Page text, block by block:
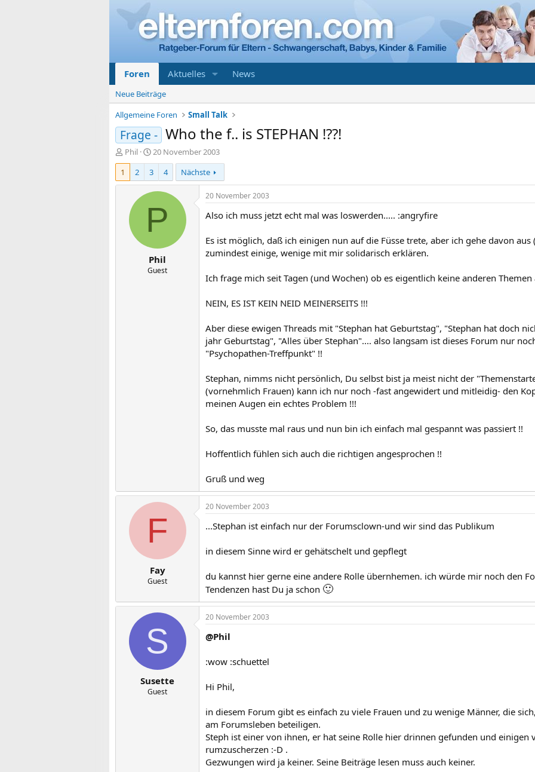
Foren Aktuelles News
Neue Beiträge
Allgemeine Foren
Small Talk
Frage - Who the f.. is STEPHAN !??!
E
r
t
Phil
E
r
s
t
e
t
m
20 November 2003
1
2 3 4 Nächste
P
Phil
Guest
20 November 2003
Also ich muss jetzt echt mal was loswerden..... :angryfire
Es ist möglich, daß ich einigen nun auf die Füsse trete, aber ich gehe davon
zumindest einige, wenige mit mir solidarisch erklären.
Ich frage mich seit Tagen (und Wochen) ob es eigentlich keine anderen Themen
NEIN, ES IST KEIN NEID MEINERSEITS !!!
Aber diese ewigen Threads mit "Stephan hat Geburtstag", "Stephan hat doch
jahr Geburtstag", "Alles über Stephan".... also langsam ist dieses Forum nur
"Psychopathen-Treffpunkt" !!
Stephan, nimms nicht persönlich, Du selbst bist ja meist nicht der
(vornehmlich Frauen) kann ich nur noch -fast angewidert und mitleidig- den
meinen Augen ein echtes Problem !!!
So, das musste mal raus und nun bin ich einfach mal gespannt was passiert !!
Hoffentlich fühlen sich auch die richtigen angesprochen !!
Gruß und weg
F
Fay
Guest
20 November 2003
...Stephan ist einfach nur der Forumsclown-und wir sind das Publikum
in diesem Sinne wird er gehätschelt und gepflegt
du kannst hier gerne eine andere Rolle übernhemen. ich würde mir noch den
Tendenzen hast Du ja schon 🙂
S
Susette
Guest
20 November 2003
@Phil
:wow :schuettel
Hi Phil,
in diesem Forum gibt es einfach zu viele Frauen und zu wenige Männer, die
am Forumsleben beteiligen.
Steph ist einer von ihnen, er hat seine Rolle hier drinnen gefunden und einigen
rumzuscherzen :-D .
Gezwungen wird ja keiner. Seine Beiträge lesen muss auch keiner.